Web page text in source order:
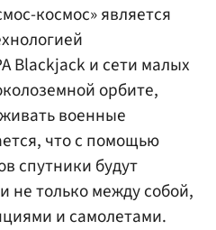
космос» является
Blackjack и сети малых
орбите,
военные
что с помощью
спутники будут
не только между собой,
и самолетами.